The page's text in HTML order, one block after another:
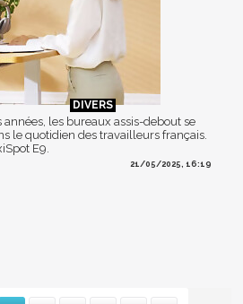
les bureaux assis-debout se
le quotidien des travailleurs français.
E9.
21/05/2025, 16:19